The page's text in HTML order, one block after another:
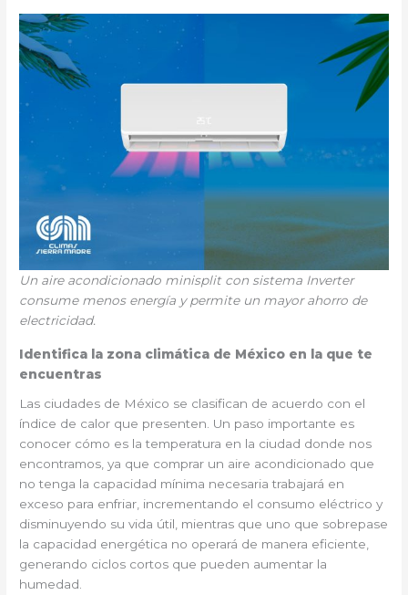
Un aire acondicionado minisplit con sistema Inverter
consume menos energía y permite un mayor ahorro de
electricidad.
Identifica la zona climática de México en la que te
encuentras
Las ciudades de México se clasifican de acuerdo con el
índice de calor que presenten. Un paso importante es
conocer cómo es la temperatura en la ciudad donde nos
encontramos, ya que comprar un aire acondicionado que
no tenga la capacidad mínima necesaria trabajará en
exceso para enfriar, incrementando el consumo eléctrico y
disminuyendo su vida útil, mientras que uno que sobrepase
la capacidad energética no operará de manera eficiente,
generando ciclos cortos que pueden aumentar la
humedad.